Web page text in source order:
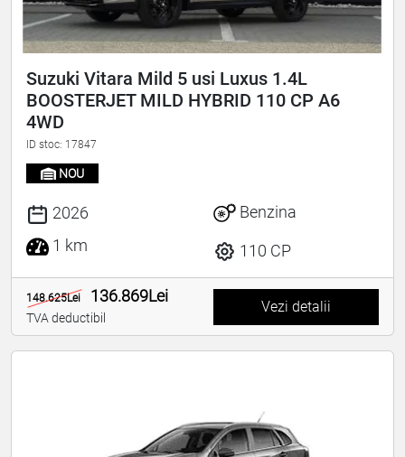
Suzuki Vitara Mild 5 usi Luxus 1.4L
BOOSTERJET MILD HYBRID 110 CP A6
4WD
ID stoc: 17847
NOU
2026
1 km
Benzina
110 CP
148.625Lei 136.869Lei
TVA deductibil
Vezi detalii